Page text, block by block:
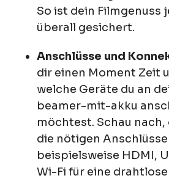
So ist dein Filmgenuss
überall gesichert.
Anschlüsse und
dir einen Moment Zeit
welche Geräte du an
beamer-mit-akku
möchtest. Schau nach,
die nötigen
beispielsweise HDMI,
Wi-Fi für eine